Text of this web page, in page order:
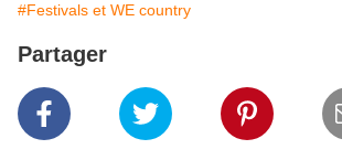
#Festivals et WE country
Partager